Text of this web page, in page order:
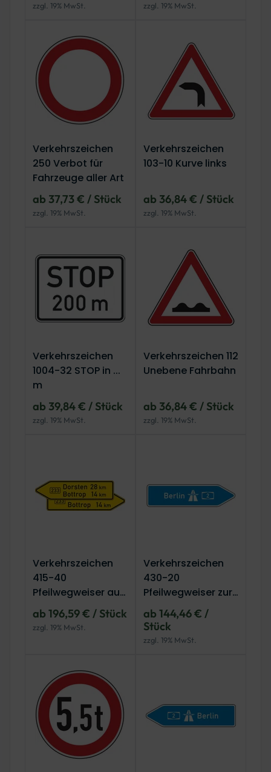
zzgl. 19% MwSt. zzgl. 19% MwSt.
Verkehrszeichen
250 Verbot für
Fahrzeuge aller Art
ab 37,73 € / Stück
zzgl. 19% MwSt.
Verkehrszeichen
103-10 Kurve links
ab 36,84 € / Stück
zzgl. 19% MwSt.
Verkehrszeichen
1004-32 STOP in ...
m
ab 39,84 € / Stück
zzgl. 19% MwSt.
Verkehrszeichen 112
Unebene Fahrbahn
ab 36,84 € / Stück
zzgl. 19% MwSt.
Verkehrszeichen
415-40
Pfeilwegweiser auf
Bundesstraßen,
doppelseitig
ab 196,59 € / Stück
zzgl. 19% MwSt.
Verkehrszeichen
430-20
Pfeilwegweiser zur
Autobahn,
rechtsweisend
ab 144,46 € /
Stück
zzgl. 19% MwSt.